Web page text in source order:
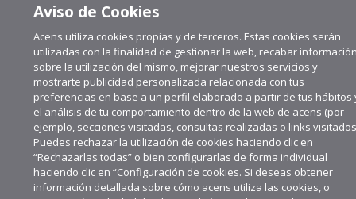
Aviso de Cookies
Acens utiliza cookies propias y de terceros. Estas cookies serán
utilizadas con la finalidad de gestionar la web, recabar
sobre la utilización del mismo, mejorar nuestros servicios y
mostrarte publicidad personalizada relacionada con tus
preferencias en base a un perfil elaborado a partir de tus hábitos
el análisis de tu comportamiento dentro de la web de acens (por
ejemplo, secciones visitadas, consultas realizadas o links
Puedes rechazar la utilización de cookies haciendo clic en
“Rechazarlas todas” o bien configurarlas de forma individual
haciendo clic en “Configuración de cookies. Si deseas obtener
información detallada sobre cómo acens utiliza las cookies, o